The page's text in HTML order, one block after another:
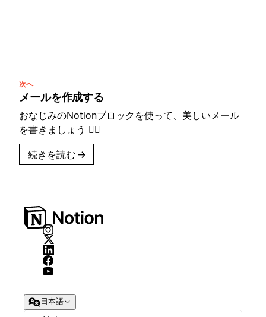
次へ
メールを作成する
おなじみのNotionブロックを使って、美しいメール
を書きましょう ✍🏼
続きを読む →
日本語